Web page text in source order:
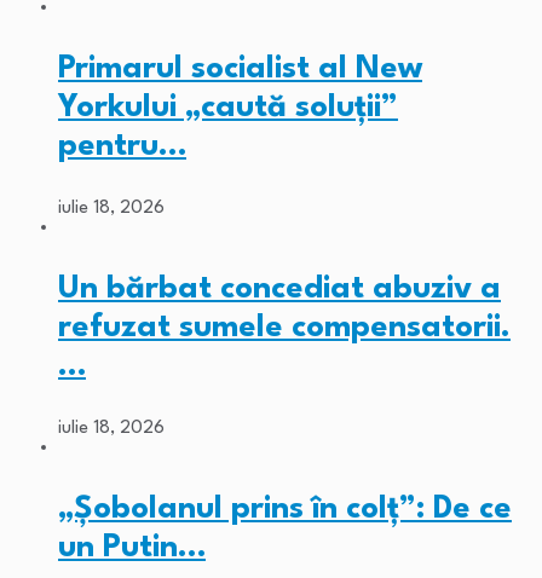
Primarul socialist al New
Yorkului „caută soluții”
pentru…
iulie 18, 2026
Un bărbat concediat abuziv a
refuzat sumele compensatorii.
…
iulie 18, 2026
„Șobolanul prins în colț”: De ce
un Putin…